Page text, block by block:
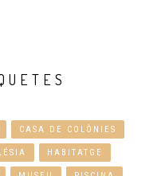
CASA DE COLÒNIES
HABITATGE